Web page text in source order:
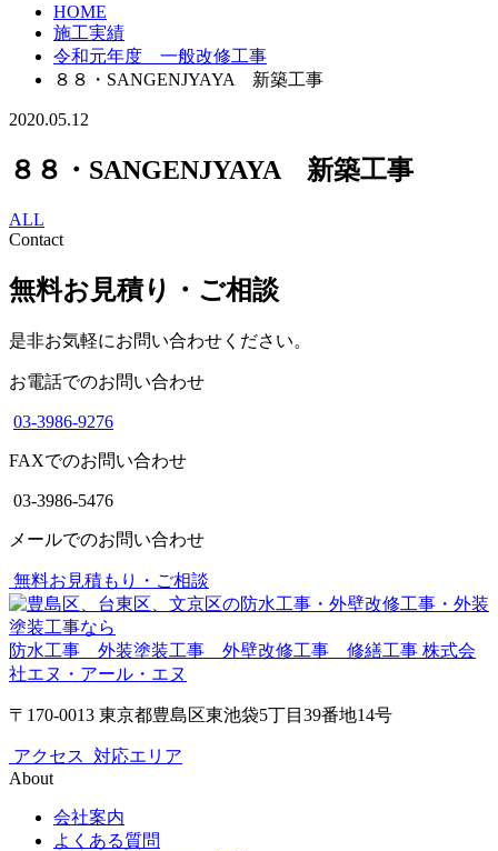
HOME
施工実績
令和元年度 一般改修工事
８８・SANGENJYAYA 新築工事
2020.05.12
８８・SANGENJYAYA 新築工事
ALL
Contact
無料お見積り・ご相談
是非お気軽にお問い合わせください。
お電話でのお問い合わせ
03-3986-9276
FAXでのお問い合わせ
03-3986-5476
メールでのお問い合わせ
無料お見積もり・ご相談
防水工事 外装塗装工事 外壁改修工事 修繕工事 株式会
社エヌ・アール・エヌ
〒170-0013 東京都豊島区東池袋5丁目39番地14号
アクセス 対応エリア
About
会社案内
よくある質問